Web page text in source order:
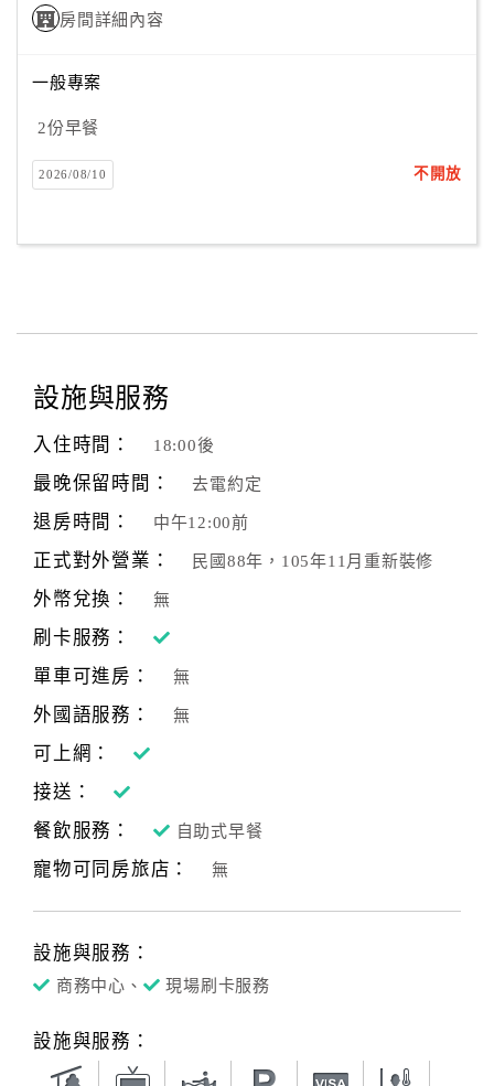
房間詳細內容
一般專案
2份早餐
2026/08/10 不開放
設施與服務
入住時間： 18:00後
最晚保留時間： 去電約定
退房時間： 中午12:00前
正式對外營業： 民國88年，105年11月重新裝修
外幣兌換： 無
刷卡服務：
單車可進房：
無
外國語服務： 無
可上網：
接送：
餐飲服務：
自助式早餐
寵物可同房旅店： 無
設施與服務：
商務中心、 現場刷卡服務
設施與服務：